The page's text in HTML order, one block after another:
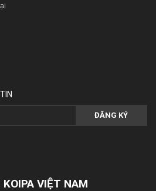
ĐĂNG KÝ
VIỆT NAM